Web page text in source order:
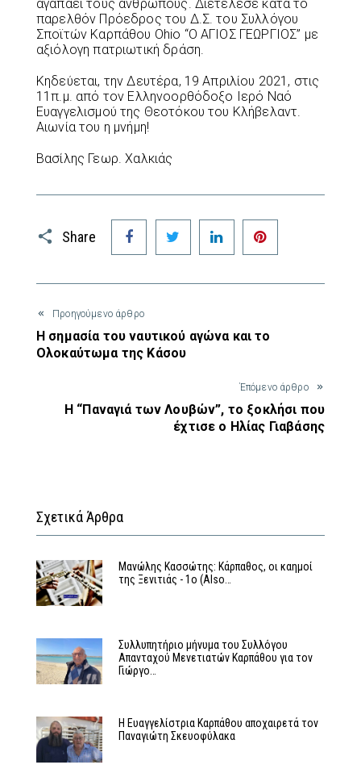
αγαπάει τους ανθρώπους. Διετέλεσε κατά το
παρελθόν Πρόεδρος του Δ.Σ. του Συλλόγου
Σποϊτών Καρπάθου Ohio “Ο ΑΓΙΟΣ ΓΕΩΡΓΙΟΣ” με
αξιόλογη πατριωτική δράση.
Κηδεύεται, την Δευτέρα, 19 Απριλίου 2021, στις
11π.μ. από τον Ελληνοορθόδοξο Ιερό Ναό
Ευαγγελισμού της Θεοτόκου του Κλήβελαντ.
Αιωνία του η μνήμη!
Βασίλης Γεωρ. Χαλκιάς
Share
Facebook Twitter LinkedIn
Προηγούμενο άρθρο
Η σημασία του ναυτικού αγώνα και το
Ολοκαύτωμα της Κάσου
Έπόμενο άρθρο
Η “Παναγιά των Λουβών”, το ξοκλήσι που
έχτισε ο Ηλίας Γιαβάσης
Σχετικά Άρθρα
Μανώλης Κασσώτης: Κάρπαθος, οι καημοί
της Ξενιτιάς - 1ο (Also…
Συλλυπητήριο μήνυμα του Συλλόγου
Απανταχού Μενετιατών Καρπάθου για τον
Γιώργο…
Η Ευαγγελίστρια Καρπάθου αποχαιρετά τον
Παναγιώτη Σκευοφύλακα